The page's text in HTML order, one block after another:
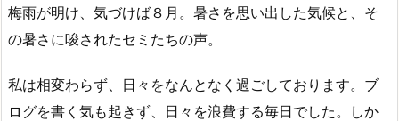
梅雨が明け、気づけば８月。暑さを思い出した気候と、そ
の暑さに唆されたセミたちの声。
私は相変わらず、日々をなんとなく過ごしております。ブ
ログを書く気も起きず、日々を浪費する毎日でした。しか